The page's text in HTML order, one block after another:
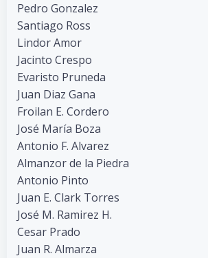
Pedro Gonzalez
Santiago Ross
Lindor Amor
Jacinto Crespo
Evaristo Pruneda
Juan Diaz Gana
Froilan E. Cordero
José María Boza
Antonio F. Alvarez
Almanzor de la Piedra
Antonio Pinto
Juan E. Clark Torres
José M. Ramirez H.
Cesar Prado
Juan R. Almarza